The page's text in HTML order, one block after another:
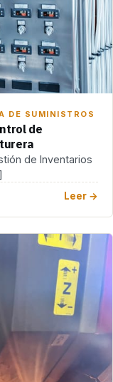
DE SUMINISTROS
de
de Inventarios
Leer →